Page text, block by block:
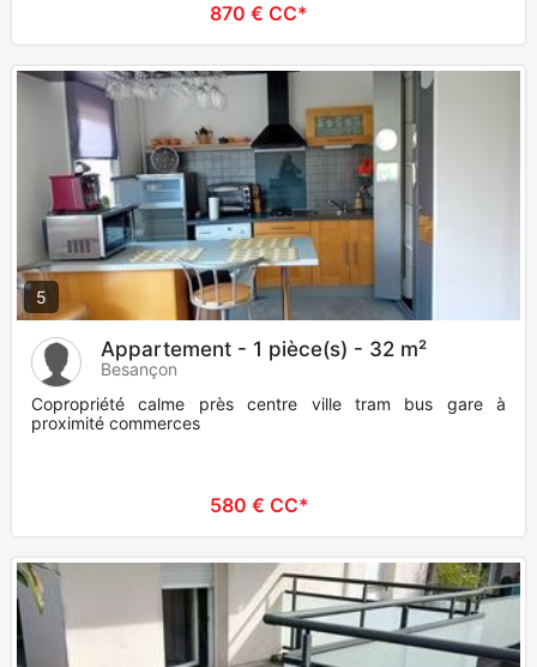
870 € CC*
5
Appartement - 1 pièce(s) - 32 m²
Besançon
Copropriété calme près centre ville tram bus gare à
proximité commerces
580 € CC*